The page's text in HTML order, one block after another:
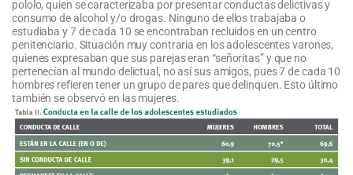
pololo, quien se caracterizaba por presentar conductas delictivas y
consumo de alcohol y/o drogas. Ninguno de ellos trabajaba o
estudiaba y 7 de cada 10 se encontraban recluidos en un centro
penitenciario. Situación muy contraria en los adolescentes varones,
quienes expresaban que sus parejas eran “señoritas” y que no
pertenecían al mundo delictual, no así sus amigos, pues 7 de cada 10
hombres refieren tener un grupo de pares que delinquen. Esto último
también se observó en las mujeres.